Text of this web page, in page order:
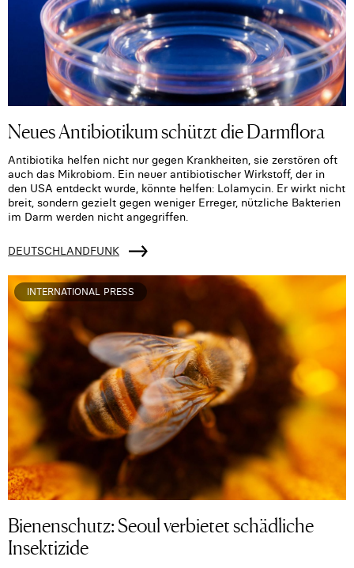
Neues Antibiotikum schützt die Darmflora
Antibiotika helfen nicht nur gegen Krankheiten, sie zerstören oft
auch das Mikrobiom. Ein neuer antibiotischer Wirkstoff, der in
den USA entdeckt wurde, könnte helfen: Lolamycin. Er wirkt nicht
breit, sondern gezielt gegen weniger Erreger, nützliche Bakterien
im Darm werden nicht angegriffen.
DEUTSCHLANDFUNK
INTERNATIONAL PRESS
Bienenschutz: Seoul verbietet schädliche
Insektizide